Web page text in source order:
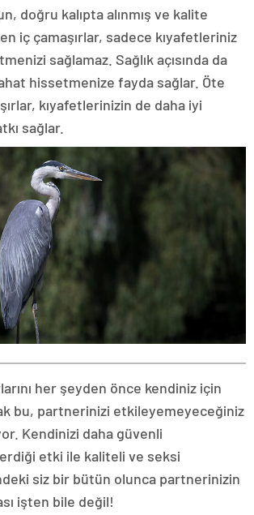
doğru kalıpta alınmış ve kalite
iç çamaşırlar, sadece kıyafetleriniz
sağlamaz. Sağlık açısında da
hissetmenize fayda sağlar. Öte
kıyafetlerinizin de daha iyi
sağlar.
her şeyden önce kendiniz için
bu, partnerinizi etkileyemeyeceğiniz
Kendinizi daha güvenli
etki ile kaliteli ve seksi
siz bir bütün olunca partnerinizin
işten bile değil!